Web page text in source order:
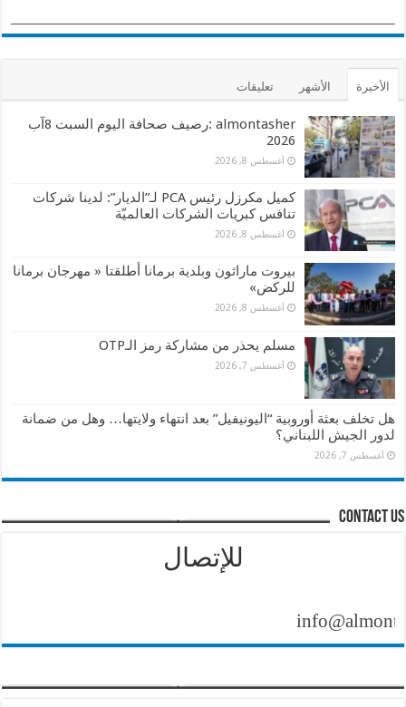
الأخيرة الأشهر تعليقات
almontasher :رصيف صحافة اليوم السبت 8آب
2026
أغسطس 8, 2026
كميل مكرزل رئيس PCA لـ”الديار”: لدينا شركات
تنافس كبريات الشركات العالميّة
أغسطس 8, 2026
بيروت ماراثون وبلدية برمانا أطلقتا « مهرجان برمانا
للركض»
أغسطس 8, 2026
مسلم يحذر من مشاركة رمز الـOTP
أغسطس 7, 2026
هل تخلف بعثة أوروبية “اليونيفيل” بعد انتهاء ولايتها… وهل من ضمانة
لدور الجيش اللبناني؟
أغسطس 7, 2026
contact us
للإتصال